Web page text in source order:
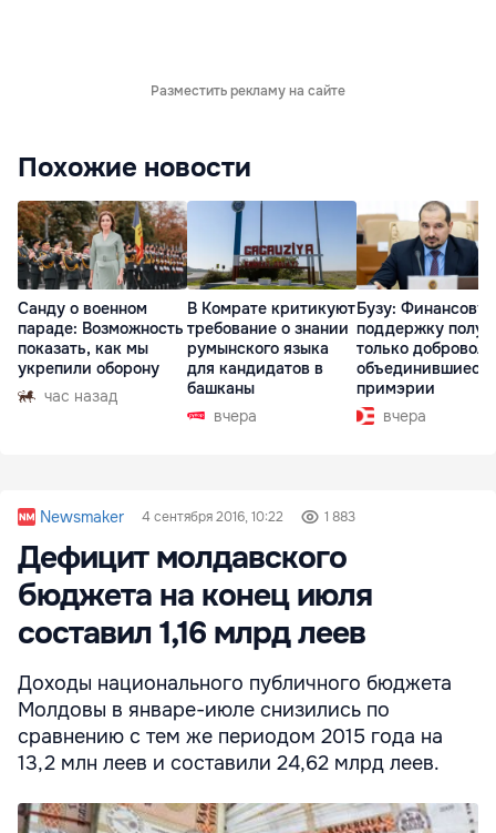
Разместить рекламу на сайте
Похожие новости
Санду о военном
параде: Возможность
показать, как мы
укрепили оборону
час назад
В Комрате критикуют
требование о знании
румынского языка
для кандидатов в
башканы
вчера
Бузу:
поддержку
только
объединившиеся
примэрии
вчера
Newsmaker 4 сентября 2016, 10:22 1 883
Дефицит молдавского
бюджета на конец июля
составил 1,16 млрд леев
Доходы национального публичного бюджета
Молдовы в январе-июле снизились по
сравнению с тем же периодом 2015 года на
13,2 млн леев и составили 24,62 млрд леев.